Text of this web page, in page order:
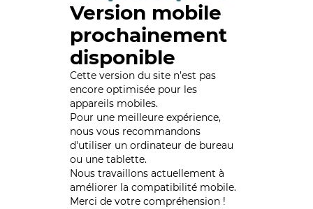
Version mobile
prochainement
disponible
Cette version du site n’est pas
encore optimisée pour les
appareils mobiles.
Pour une meilleure expérience,
nous vous recommandons
d'utiliser un ordinateur de bureau
ou une tablette.
Nous travaillons actuellement à
améliorer la compatibilité mobile.
Merci de votre compréhension !